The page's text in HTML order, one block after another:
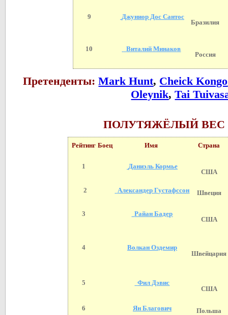
9 Джуниор Дос Сантос
Бразилия
10 Виталий Минаков
Россия
Претенденты: Mark Hunt, Cheick Kongo
Oleynik,Tai
ПОЛУТЯЖЁЛЫЙ ВЕС
Рейтинг Боец Имя Страна
1 Даниэль Кормье
США
2 Александер Густафссон Швеция
3 Райан Бадер
США
4
Волкан Оздемир
Швейцария
5
Фил Дэвис
США
6 Ян Благович
Польша